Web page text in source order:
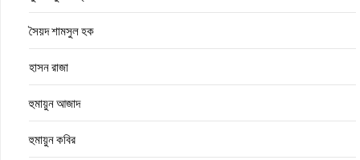
সৈয়দ শামসুল হক
হাসন রাজা
হুমায়ুন আজাদ
হুমায়ুন কবির